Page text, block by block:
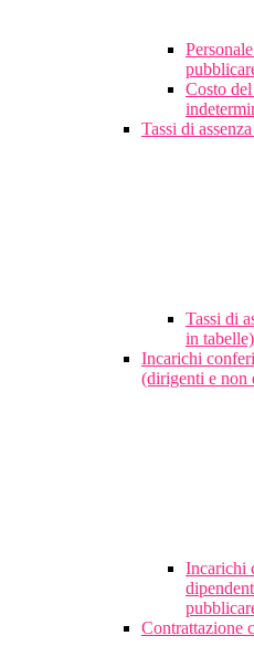
Costo
Tassi di assenza
Tassi di
in tabelle)
Incarichi
(dirigenti e non
Incarichi
Contrattazione